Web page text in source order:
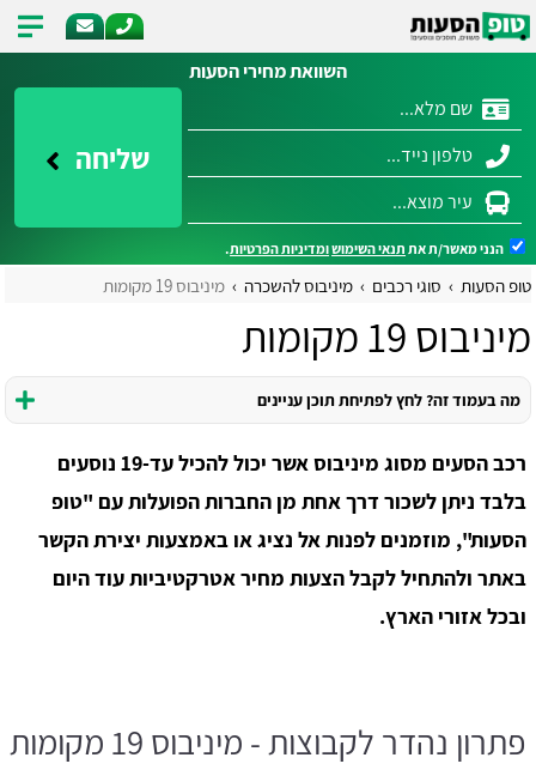
השוואת מחירי הסעות
שליחה
הנני מאשר/ת את תנאי השימושומדיניות הפרטיות.
טופ הסעות סוגי רכבים מיניבוס להשכרה מיניבוס 19 מקומות
מיניבוס 19 מקומות
מה בעמוד זה? לחץ לפתיחת תוכן עניינים
רכב הסעים מסוג מיניבוס אשר יכול להכיל עד-19 נוסעים
בלבד ניתן לשכור דרך אחת מן החברות הפועלות עם "טופ
הסעות", מוזמנים לפנות אל נציג או באמצעות יצירת הקשר
באתר ולהתחיל לקבל הצעות מחיר אטרקטיביות עוד היום
ובכל אזורי הארץ.
פתרון נהדר לקבוצות - מיניבוס 19 מקומות